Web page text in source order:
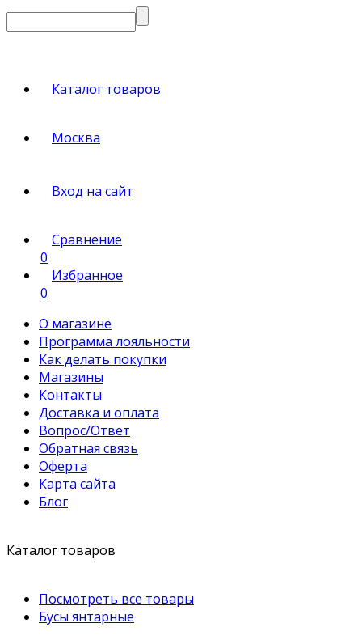
Каталог товаров
Москва
Вход на сайт
Сравнение
0
Избранное
0
О магазине
Программа лояльности
Как делать покупки
Магазины
Контакты
Доставка и оплата
Вопрос/Ответ
Обратная связь
Оферта
Карта сайта
Блог
Каталог товаров
Посмотреть все товары
Бусы янтарные